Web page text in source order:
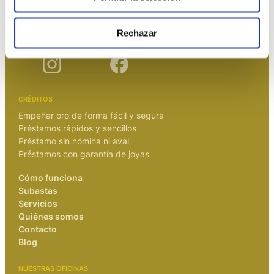
Rechazar
CRÉDITOS
Empeñar oro de forma fácil y segura
Préstamos rápidos y sencillos
Préstamo sin nómina ni aval
Préstamos con garantía de joyas
Cómo funciona
Subastas
Servicios
Quiénes somos
Contacto
Blog
NUESTRAS OFICINAS